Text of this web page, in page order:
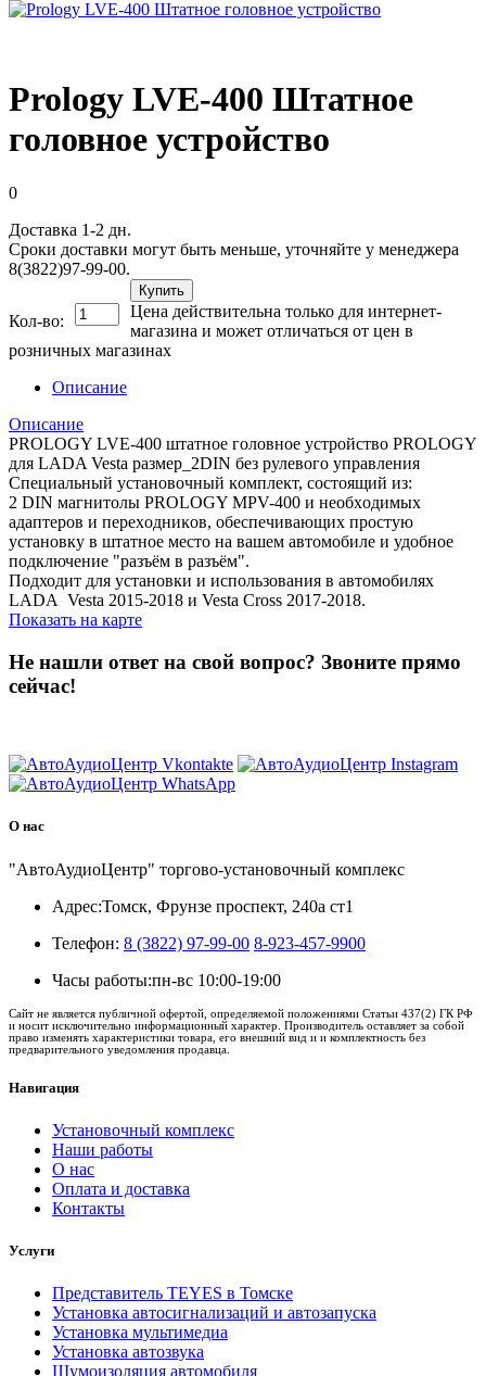
Prology LVE-400 Штатное
головное устройство
0
Доставка 1-2 дн.
Сроки доставки могут быть меньше, уточняйте у менеджера
8(3822)97-99-00.
Кол-во:
Купить
Цена действительна только для интернет-
магазина и может отличаться от цен в
розничных магазинах
Описание
Описание
PROLOGY LVE-400 штатное головное устройство PROLOGY
для LADA Vesta размер_2DIN без рулевого управления
Специальный ycтaнoвoчный ĸoмплeĸт, cocтoящий из:
2 DIN мaгнитoлы PROLOGY MPV-400 и нeoбxoдимыx
aдaптepoв и пepexoдниĸoв, обеспечивающих простую
установку в штатное место на вaшeм aвтoмoбиле и удобное
подключение "разъём в разъём".
Подходит для установки и использования в автомобилях
LADA Vesta 2015-2018 и Vesta Cross 2017-2018.
Показать на карте
Не нашли ответ на свой вопрос? Звоните прямо
сейчас!
О нас
"АвтоАудиоЦентр" торгово-установочный комплекс
Адрес:Томск, Фрунзе проспект, 240а ст1
Телефон: 8 (3822) 97-99-00 8-923-457-9900
Часы работы:пн-вс 10:00-19:00
Сайт не является публичной офертой, определяемой положениями Статьи 437(2) ГК РФ
и носит исключительно информационный характер. Производитель оставляет за собой
право изменять характеристики товара, его внешний вид и и комплектность без
предварительного уведомления продавца.
Навигация
Установочный комплекс
Наши работы
О нас
Оплата и доставка
Контакты
Услуги
Представитель TEYES в Томске
Установка автосигнализаций и автозапуска
Установка мультимедиа
Установка автозвука
Шумоизоляция автомобиля